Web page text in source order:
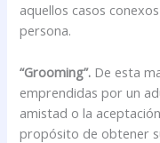
aquellos casos
persona.
“Grooming”. De esta
emprendidas por un
amistad o la
propósito de obtener